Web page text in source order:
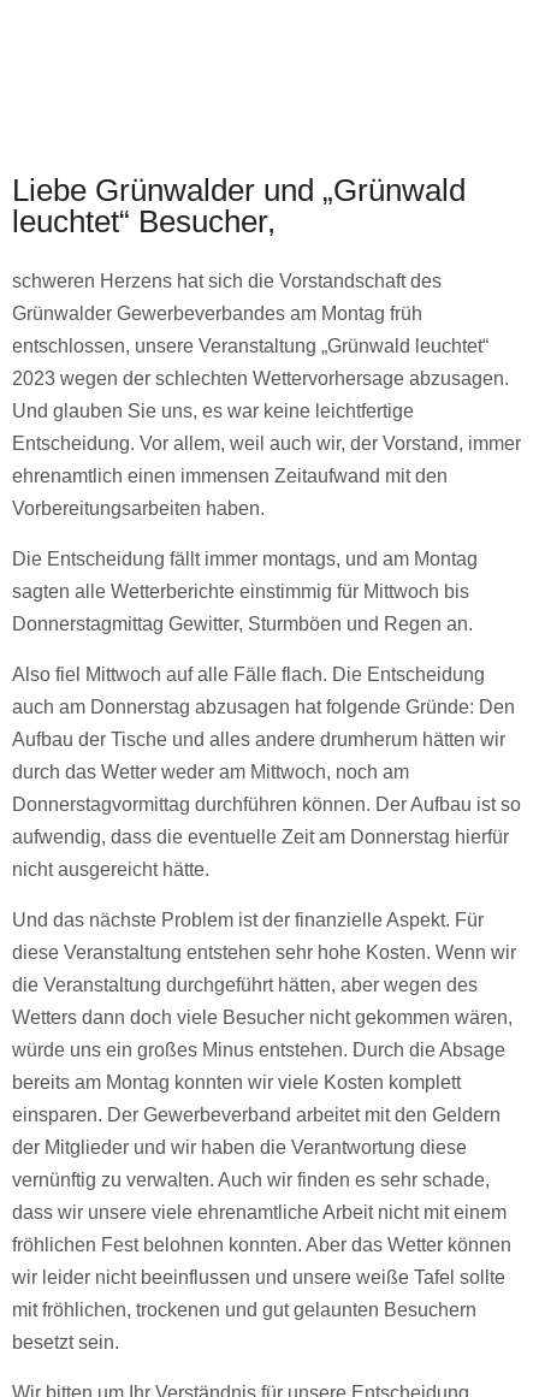
Liebe Grünwalder und „Grünwald
leuchtet“ Besucher,
schweren Herzens hat sich die Vorstandschaft des
Grünwalder Gewerbeverbandes am Montag früh
entschlossen, unsere Veranstaltung „Grünwald leuchtet“
2023 wegen der schlechten Wettervorhersage abzusagen.
Und glauben Sie uns, es war keine leichtfertige
Entscheidung. Vor allem, weil auch wir, der Vorstand, immer
ehrenamtlich einen immensen Zeitaufwand mit den
Vorbereitungsarbeiten haben.
Die Entscheidung fällt immer montags, und am Montag
sagten alle Wetterberichte einstimmig für Mittwoch bis
Donnerstagmittag Gewitter, Sturmböen und Regen an.
Also fiel Mittwoch auf alle Fälle flach. Die Entscheidung
auch am Donnerstag abzusagen hat folgende Gründe: Den
Aufbau der Tische und alles andere drumherum hätten wir
durch das Wetter weder am Mittwoch, noch am
Donnerstagvormittag durchführen können. Der Aufbau ist so
aufwendig, dass die eventuelle Zeit am Donnerstag hierfür
nicht ausgereicht hätte.
Und das nächste Problem ist der finanzielle Aspekt. Für
diese Veranstaltung entstehen sehr hohe Kosten. Wenn wir
die Veranstaltung durchgeführt hätten, aber wegen des
Wetters dann doch viele Besucher nicht gekommen wären,
würde uns ein großes Minus entstehen. Durch die Absage
bereits am Montag konnten wir viele Kosten komplett
einsparen. Der Gewerbeverband arbeitet mit den Geldern
der Mitglieder und wir haben die Verantwortung diese
vernünftig zu verwalten. Auch wir finden es sehr schade,
dass wir unsere viele ehrenamtliche Arbeit nicht mit einem
fröhlichen Fest belohnen konnten. Aber das Wetter können
wir leider nicht beeinflussen und unsere weiße Tafel sollte
mit fröhlichen, trockenen und gut gelaunten Besuchern
besetzt sein.
Wir bitten um Ihr Verständnis für unsere Entscheidung.